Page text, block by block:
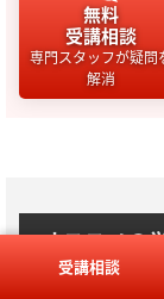
無料
受講相談
専門スタッフが疑問
解消
オススメの
受講相談